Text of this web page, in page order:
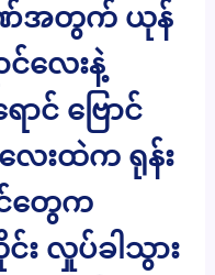
ဏ်အတွက် ယုန်
င်လေးနဲ့
င် ဗြောင်
ေးထဲက ရုန်း
တွေက
လှုပ်ခါသွား